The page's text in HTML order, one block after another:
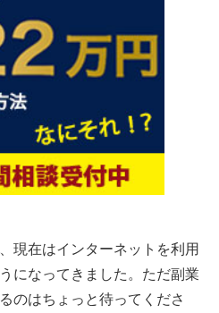
現在はインターネットを利用
になってきました。ただ副業
のはちょっと待ってくださ